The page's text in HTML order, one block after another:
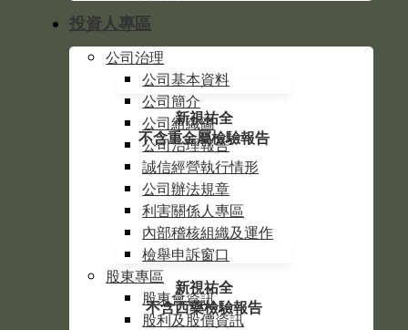
投資人專區
公司治理
公司基本資料
公司簡介
公司組織圖
公司治理報告
誠信經營執行情形
公司辦法規章
利害關係人專區
內部稽核組織及運作
檢舉申訴窗口
股東專區
股東會資訊
股利及股價資訊
新視祐全
不含重金屬檢驗報告
新視祐全
不含西藥檢驗報告